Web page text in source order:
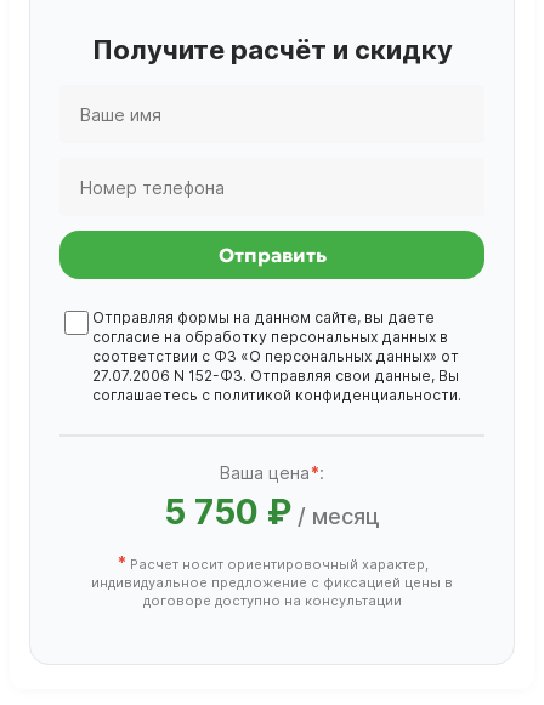
Получите расчёт и скидку
Отправить
Отправляя формы на данном сайте, вы даете
согласие на обработку персональных данных в
соответствии с ФЗ «О персональных данных» от
27.07.2006 N 152-ФЗ. Отправляя свои данные, Вы
соглашаетесь с политикой конфиденциальности.
Ваша цена*:
5 750 ₽ / месяц
* Расчет носит ориентировочный характер,
индивидуальное предложение с фиксацией цены в
договоре доступно на консультации